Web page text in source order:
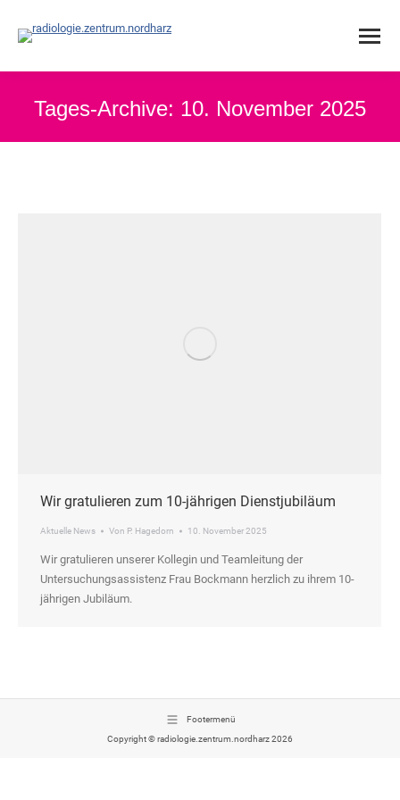
Tages-Archive: 10. November 2025
Wir gratulieren zum 10-jährigen Dienstjubiläum
Aktuelle News Von P. Hagedorn 10. November 2025
Wir gratulieren unserer Kollegin und Teamleitung der
Untersuchungsassistenz Frau Bockmann herzlich zu ihrem 10-
jährigen Jubiläum.
Footermenü
Copyright © radiologie.zentrum.nordharz 2026